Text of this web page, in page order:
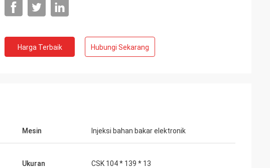
Harga Terbaik Hubungi Sekarang
Mesin Injeksi bahan bakar elektronik
Ukuran CSK 104 * 139 * 13